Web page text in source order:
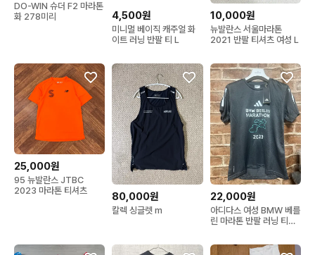
DO-WIN 슈더 F2 마라톤
화 278미리
4,500원
미니멀 베이직 캐주얼 화
이트 러닝 반팔 티 L
10,000원
뉴발란스 서울마라톤
2021 반팔 티셔츠 여성 L
25,000원
95 뉴발란스 JTBC
2023 마라톤 티셔츠
80,000원
칼렉 싱글렛 m
22,000원
아디다스 여성 BMW 베를
린 마라톤 반팔 러닝 티셔